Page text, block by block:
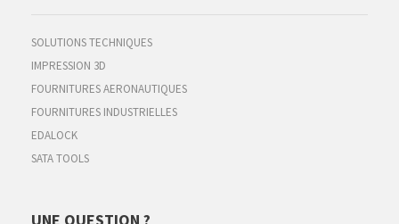
SOLUTIONS TECHNIQUES
IMPRESSION 3D
FOURNITURES AERONAUTIQUES
FOURNITURES INDUSTRIELLES
EDALOCK
SATA TOOLS